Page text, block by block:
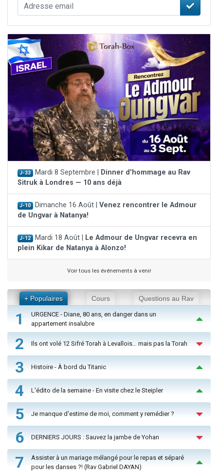
J-33 Mardi 8 Septembre |
Dinner d'hommage au Rav
Sitruk à Londres — 10 ans déjà
J-10 Dimanche 16 Août | Venez rencontrer le Admour
de Ungvar à Natanya!
J-12 Mardi 18 Août |
Le Admour de Ungvar recevra en
plein Kikar de Natanya à Alonzo!
Voir tous les événements à venir
+ Populaires Cours Questions au Rav
1
URGENCE - Diane, 80 ans, en danger dans un
appartement insalubre
2 Ils ont volé 12 Sifré Torah à Levallois… mais pas la Torah
3 Histoire - À bord du Titanic
4 L'édito de la semaine - En visite chez le Steipler
5 Je manque d'estime de moi, comment y remédier ?
6 DERNIERS JOURS : Sauvez la jambe de Yohan
7
Assister à un mariage mélangé pour le repas et séparé
pour les danses ?! (Rav Gabriel DAYAN)